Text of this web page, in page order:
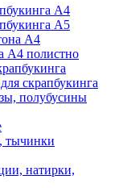
А4
А5
А4
А4 полистно
скрапбукинга
полубусины
тычинки
натирки,